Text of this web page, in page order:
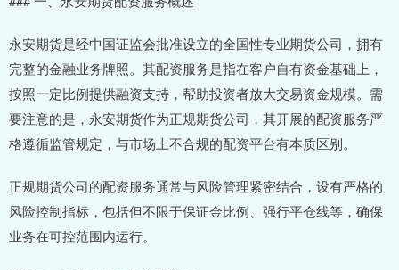
永安期货是经中国证监会批准设立的全国性专业期货公司，拥有
完整的金融业务牌照。其配资服务是指在客户自有资金基础上，
按照一定比例提供融资支持，帮助投资者放大交易资金规模。需
要注意的是，永安期货作为正规期货公司，其开展的配资服务严
格遵循监管规定，与市场上不合规的配资平台有本质区别。
正规期货公司的配资服务通常与风险管理紧密结合，设有严格的
风险控制指标，包括但不限于保证金比例、强行平仓线等，确保
业务在可控范围内运行。